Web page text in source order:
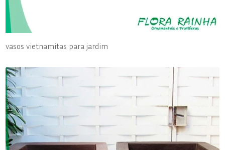
vasos vietnamitas para jardim